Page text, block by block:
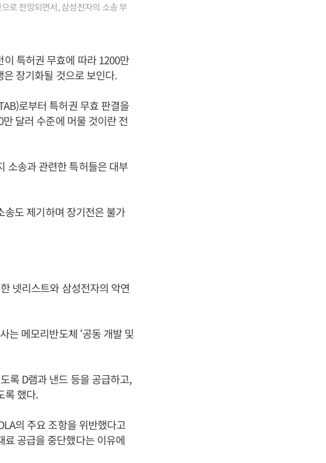
로 전망되면서, 삼성전자의 소송 부
특허권 무효에 따라 1200만
장기화될 것으로 보인다.
로부터 특허권 무효 판결을
달러 수준에 머물 것이란 전
소송과 관련한 특허들은 대부
도 제기하며 장기전은 불가
넷리스트와 삼성전자의 악연
는 메모리반도체 ‘공동 개발 및
록 D램과 낸드 등을 공급하고,
록 했다.
의 주요 조항을 위반했다고
공급을 중단했다는 이유에